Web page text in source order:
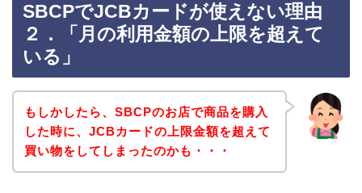
SBCPでJCBカードが使えない理由
２．「月の利用金額の上限を超えて
いる」
もしかしたら、SBCPのお店で商品を購入
した時に、JCBカードの上限金額を超えて
買い物をしてしまったのかも・・・